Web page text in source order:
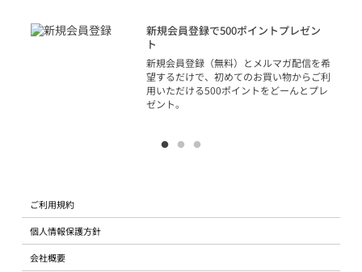
新規会員登録で500ポイントプレゼン
ト
新規会員登録（無料）とメルマガ配信を希
望するだけで、初めてのお買い物からご利
用いただける500ポイントをどーんとプレ
ゼント。
ご利用規約
個人情報保護方針
会社概要